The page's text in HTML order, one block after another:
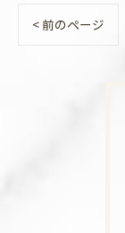
< 前のページ